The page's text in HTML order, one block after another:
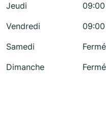
Jeudi
09:00
Vendredi
09:00
Samedi
Fermé
Dimanche
Fermé